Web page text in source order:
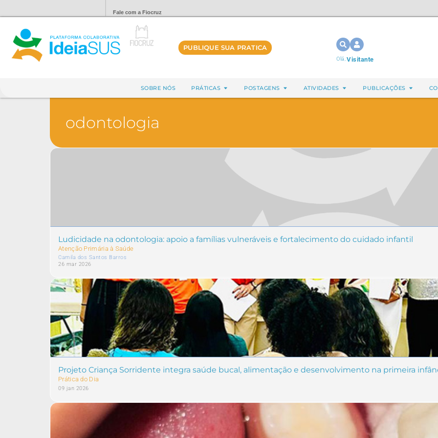
Fale com a Fiocruz
PUBLIQUE SUA PRATICA
Olá,Visitante
SOBRE NÓS PRÁTICAS POSTAGENS ATIVIDADES PUBLICAÇÕES
odontologia
Ludicidade na odontologia: apoio a famílias vulneráveis e fortalecimento do cuidado infantil
Atenção Primária à Saúde
Camila dos Santos Barros
26 mar 2026
Projeto Criança Sorridente integra saúde bucal, alimentação e desenvolvimento na primeira
Prática do Dia
09 jan 2026